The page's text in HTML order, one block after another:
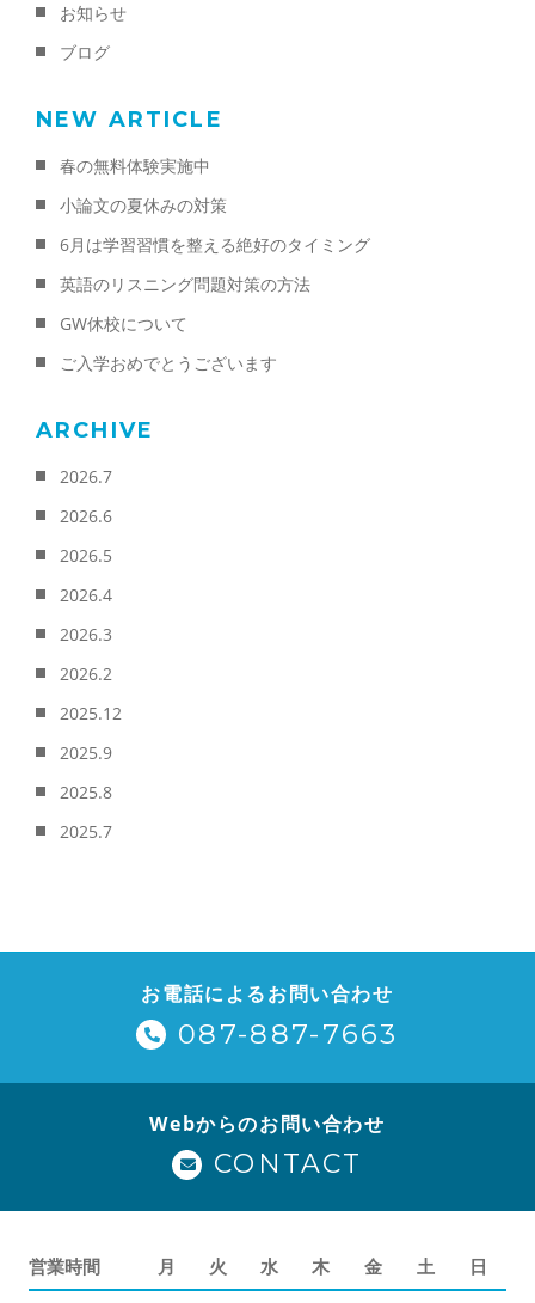
お知らせ
ブログ
NEW ARTICLE
春の無料体験実施中
小論文の夏休みの対策
6月は学習習慣を整える絶好のタイミング
英語のリスニング問題対策の方法
GW休校について
ご入学おめでとうございます
ARCHIVE
2026.7
2026.6
2026.5
2026.4
2026.3
2026.2
2025.12
2025.9
2025.8
2025.7
お電話によるお問い合わせ
087-887-7663
Webからのお問い合わせ
CONTACT
営業時間 月 火 水 木 金 土 日